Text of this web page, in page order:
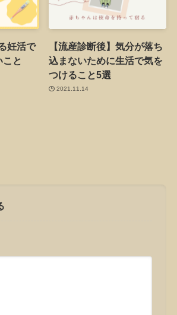
妊活で
と
【流産診断後】気分が落ち
込まないために生活で気を
つけること5選
2021.11.14